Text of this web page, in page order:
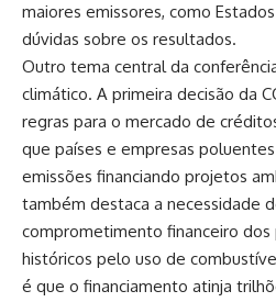
maiores emissores, como
dúvidas sobre os resultados.
Outro tema central da
climático. A primeira decisão da
regras para o mercado de
que países e empresas
emissões financiando projetos
também destaca a necessidade
comprometimento financeiro dos
históricos pelo uso de
é que o financiamento atinja